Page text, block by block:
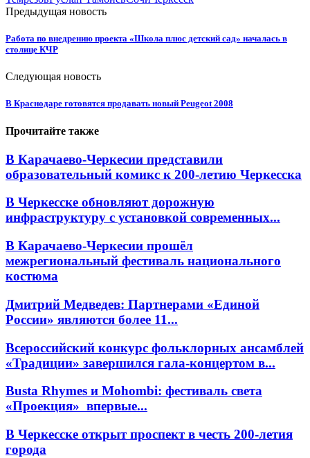
Предыдущая новость
Работа по внедрению проекта «Школа плюс детский сад» началась в
столице КЧР
Следующая новость
В Краснодаре готовятся продавать новый Peugeot 2008
Прочитайте также
В Карачаево-Черкесии представили
образовательный комикс к 200-летию Черкесска
В Черкесске обновляют дорожную
инфраструктуру с установкой современных...
В Карачаево-Черкесии прошёл
межрегиональный фестиваль национального
костюма
Дмитрий Медведев: Партнерами «Единой
России» являются более 11...
Всероссийский конкурс фольклорных ансамблей
«Традиции» завершился гала-концертом в...
Busta Rhymes и Mohombi: фестиваль света
«Проекция» впервые...
В Черкесске открыт проспект в честь 200-летия
города